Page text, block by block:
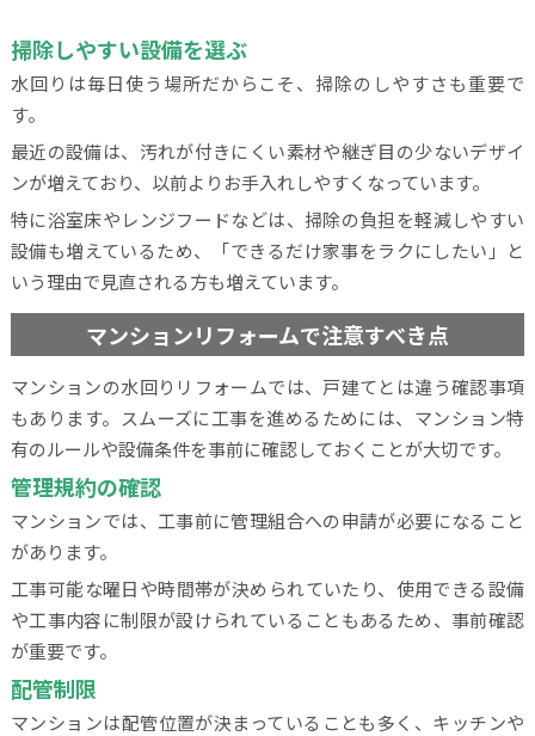
掃除しやすい設備を選ぶ
水回りは毎日使う場所だからこそ、掃除のしやすさも重要で
す。
最近の設備は、汚れが付きにくい素材や継ぎ目の少ないデザイ
ンが増えており、以前よりお手入れしやすくなっています。
特に浴室床やレンジフードなどは、掃除の負担を軽減しやすい
設備も増えているため、「できるだけ家事をラクにしたい」と
いう理由で見直される方も増えています。
マンションリフォームで注意すべき点
マンションの水回りリフォームでは、戸建てとは違う確認事項
もあります。スムーズに工事を進めるためには、マンション特
有のルールや設備条件を事前に確認しておくことが大切です。
管理規約の確認
マンションでは、工事前に管理組合への申請が必要になること
があります。
工事可能な曜日や時間帯が決められていたり、使用できる設備
や工事内容に制限が設けられていることもあるため、事前確認
が重要です。
配管制限
マンションは配管位置が決まっていることも多く、キッチンや